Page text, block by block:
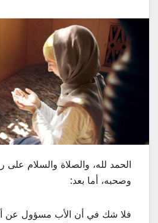
الحمد لله، والصلاة والسلام على
وصحبه، أما بعد:
فلا شك في أن الأب مسؤول عن